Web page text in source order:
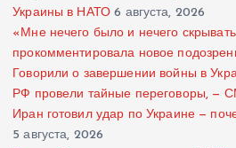
Украины в НАТО 6 августа, 2026
«Мне нечего было и нечего
прокомментировала новое
Говорили о завершении войны в
РФ провели тайные переговоры, —
Иран готовил удар по Украине —
5 августа, 2026